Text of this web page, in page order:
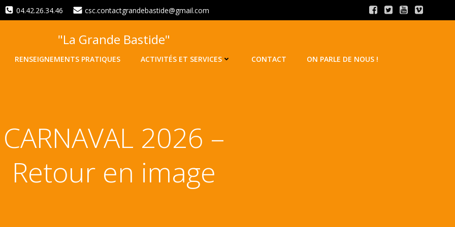
04.42.26.34.46 csc.contactgrandebastide@gmail.com
"La Grande Bastide"
RENSEIGNEMENTS PRATIQUES ACTIVITÉS ET SERVICES CONTACT ON PARLE DE NOUS !
CARNAVAL 2026 –
Retour en image